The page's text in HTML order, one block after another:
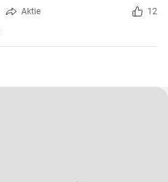
Aktie 12